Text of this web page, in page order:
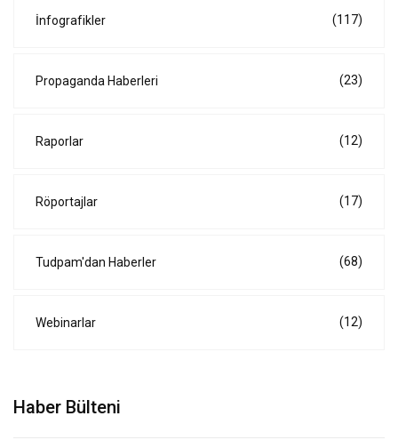
İnfografikler (117)
Propaganda Haberleri (23)
Raporlar (12)
Röportajlar (17)
Tudpam'dan Haberler (68)
Webinarlar (12)
Haber Bülteni